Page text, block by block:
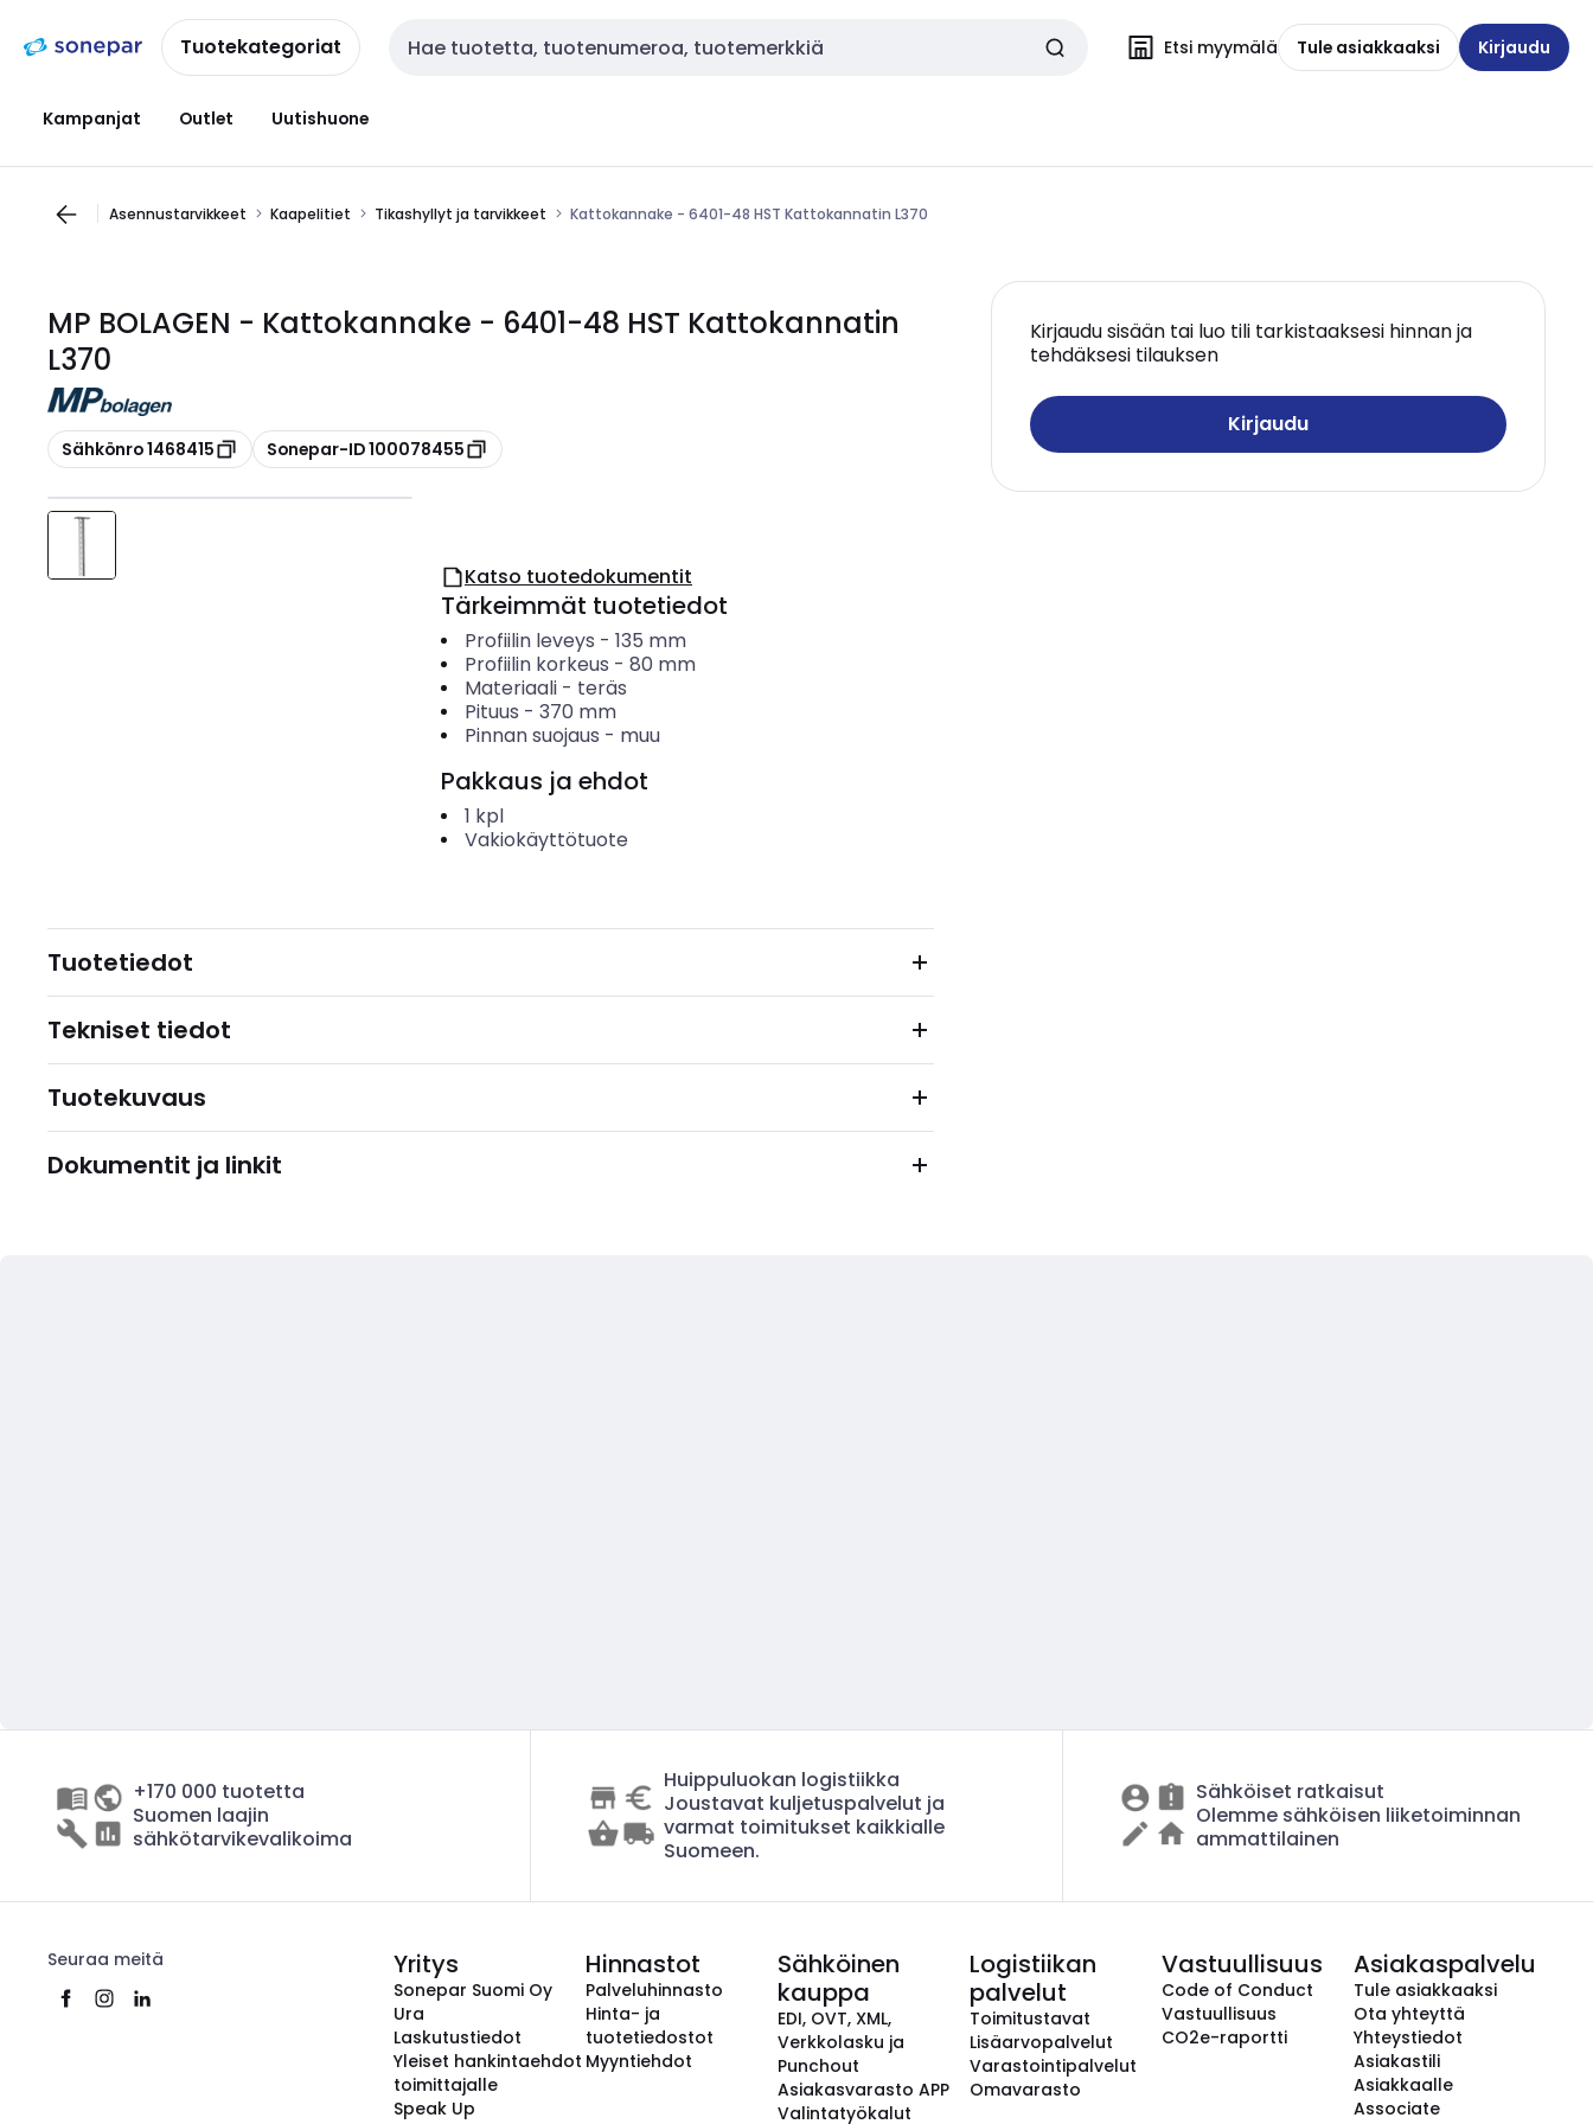
navigointiinsisältöönTuotekategoriat Haku Etsi myymälä Tule asiakkaaksi Kirjaudu
Kampanjat Outlet Uutishuone
Asennustarvikkeet Kaapelitiet Tikashyllyt ja tarvikkeet Kattokannake - 6401-48 HST Kattokannatin L370
MP BOLAGEN - Kattokannake - 6401-48 HST Kattokannatin
L370
Kopioi
Sähkönro 1468415 Kopioi
Sonepar-ID 100078455
Kirjaudu sisään tai luo tili tarkistaaksesi hinnan ja
tehdäksesi tilauksen
Kirjaudu
Katso tuotedokumentit
Tärkeimmät tuotetiedot
Profiilin leveys - 135 mm
Profiilin korkeus - 80 mm
Materiaali- teräs
Pituus - 370 mm
Pinnan suojaus - muu
Pakkaus ja ehdot
1 kpl
Vakiokäyttötuote
Tuotetiedot
Tekniset tiedot
Tuotekuvaus
Dokumentit ja linkit
+170 000 tuotetta
Suomen laajin
sähkötarvikevalikoima
Huippuluokan logistiikka
Joustavat kuljetuspalvelut ja
varmat toimitukset kaikkialle
Suomeen.
Sähköiset ratkaisut
Olemme sähköisen liiketoiminnan
ammattilainen
Seuraa meitä Yritys
Sonepar Suomi Oy
Ura
Laskutustiedot
Yleiset hankintaehdot
toimittajalle
Speak Up
Hinnastot
Palveluhinnasto
Hinta- ja
tuotetiedostot
Myyntiehdot
Sähköinen
kauppa
EDI, OVT, XML,
Verkkolasku ja
Punchout
Asiakasvarasto APP
Valintatyökalut
Logistiikan
palvelut
Toimitustavat
Lisäarvopalvelut
Varastointipalvelut
Omavarasto
Vastuullisuus
Code of Conduct
Vastuullisuus
CO2e-raportti
Asiakaspalvelu
Tule asiakkaaksi
Ota yhteyttä
Yhteystiedot
Asiakastili
Asiakkaalle
Associate